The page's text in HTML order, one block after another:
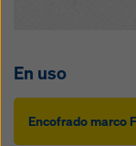
En uso
Encofrado marco